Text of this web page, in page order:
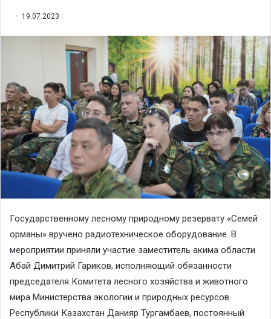
19.07.2023
Государственному лесному природному резервату «Семей
орманы» вручено радиотехническое оборудование. В
мероприятии приняли участие заместитель акима области
Абай Димитрий Гариков, исполняющий обязанности
председателя Комитета лесного хозяйства и животного
мира Министерства экологии и природных ресурсов
Республики Казахстан Данияр Тургамбаев, постоянный